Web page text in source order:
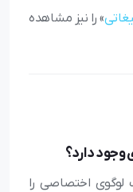
» را نیز مشاهده
وجود دارد؟
لوگوی اختصاصی را